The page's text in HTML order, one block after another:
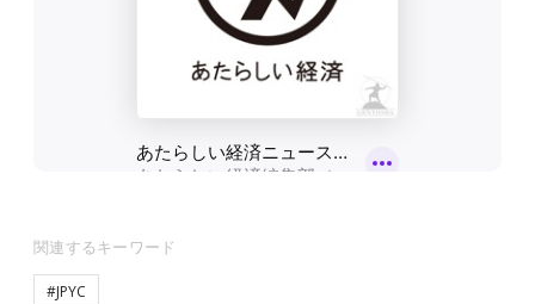
関連するキーワード
#JPYC